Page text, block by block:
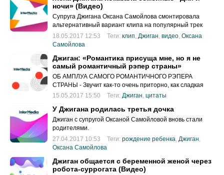
ночи» (Видео)
Супруга Джигана Оксана Самойлова смонтировала
альтернативный вариант клипа на популярный трек
рэпера «Дни и ночи».
18.05.2017 12:53 Теги: клип Джиган видео Оксана
Самойлова
Джиган: «Романтика присуща мне, но я не
самый романтичный рэпер страны»
ОБ АМПЛУА САМОГО РОМАНТИЧНОГО РЭПЕРА
СТРАНЫ - Звучит как-то очень приторно, как сладкая
соль.
15.05.2017 15:50 Теги: Джиган, цитаты
У Джигана родилась третья дочка
Джиган с супругой Оксаной Самойловой вновь стали
родителями.
27.04.2017 10:53
Теги: рождение ребенка Джиган
Оксана Самойлова
Джиган общается с беременной женой через
робота-суррогата (Видео)